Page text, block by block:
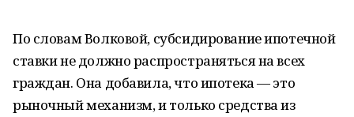
По словам Волковой, субсидирование ипотечной
ставки не должно распространяться на всех
граждан. Она добавила, что ипотека — это
рыночный механизм, и только средства из